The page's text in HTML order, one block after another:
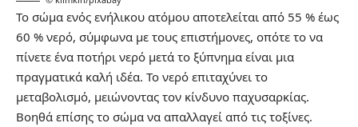
Το σώμα ενός ενήλικου ατόμου αποτελείται από 55 % έως
60 % νερό, σύμφωνα με τους επιστήμονες, οπότε το να
πίνετε ένα ποτήρι νερό μετά το ξύπνημα είναι μια
πραγματικά καλή ιδέα. Το νερό επιταχύνει το
μεταβολισμό, μειώνοντας τον κίνδυνο παχυσαρκίας.
Βοηθά επίσης το σώμα να απαλλαγεί από τις τοξίνες.